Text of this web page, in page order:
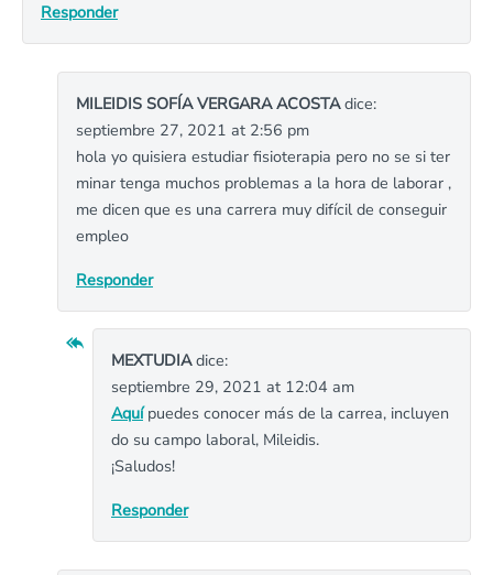
Responder
MILEIDIS SOFÍA VERGARA ACOSTAdice:
septiembre 27, 2021 at 2:56 pm
hola yo quisiera estudiar fisioterapia pero no se si ter
minar tenga muchos problemas a la hora de laborar ,
me dicen que es una carrera muy difícil de conseguir
empleo
Responder
MEXTUDIAdice:
septiembre 29, 2021 at 12:04 am
Aquípuedes conocer más de la carrea, incluyen
do su campo laboral, Mileidis.
¡Saludos!
Responder